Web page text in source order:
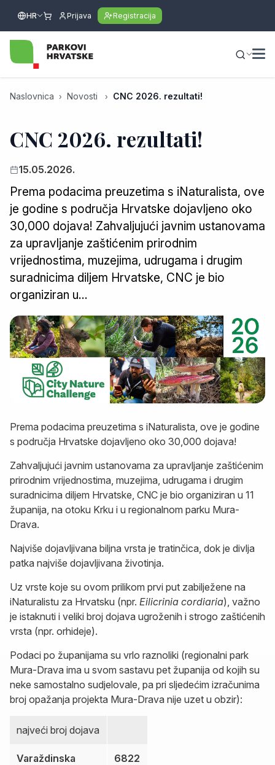
HR Prijava Registracija
Naslovnica Novosti CNC 2026. rezultati!
CNC 2026. rezultati!
15.05.2026.
Prema podacima preuzetima s iNaturalista, ove
je godine s područja Hrvatske dojavljeno oko
30,000 dojava! Zahvaljujući javnim ustanovama
za upravljanje zaštićenim prirodnim
vrijednostima, muzejima, udrugama i drugim
suradnicima diljem Hrvatske, CNC je bio
organiziran u...
Prema podacima preuzetima s iNaturalista, ove je godine
s područja Hrvatske dojavljeno oko 30,000 dojava!
Zahvaljujući javnim ustanovama za upravljanje zaštićenim
prirodnim vrijednostima, muzejima, udrugama i drugim
suradnicima diljem Hrvatske, CNC je bio organiziran u 11
županija, na otoku Krku i u regionalnom parku Mura-
Drava.
Najviše dojavljivana biljna vrsta je tratinčica, dok je divlja
patka najviše dojavljivana životinja.
Uz vrste koje su ovom prilikom prvi put zabilježene na
iNaturalistu za Hrvatsku (npr. Eilicrinia cordiaria), važno
je istaknuti i veliki broj dojava ugroženih i strogo zaštićenih
vrsta (npr. orhideje).
Podaci po županijama su vrlo raznoliki (regionalni park
Mura-Drava ima u svom sastavu pet županija od kojih su
neke samostalno sudjelovale, pa pri sljedećim izračunima
broj opažanja projekta Mura-Drava nije uzet u obzir):
najveći broj dojava
Varaždinska 6822